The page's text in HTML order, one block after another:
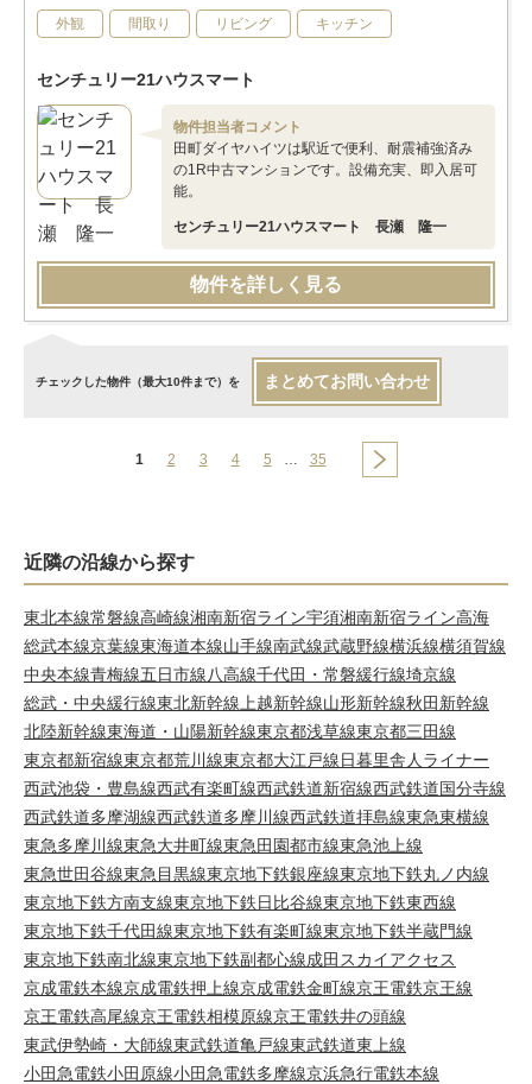
外観 間取り リビング キッチン
センチュリー21ハウスマート
物件担当者コメント
田町ダイヤハイツは駅近で便利、耐震補強済み
の1R中古マンションです。設備充実、即入居可
能。
センチュリー21ハウスマート 長瀬 隆一
物件を詳しく見る
チェックした物件（最大10件まで）を まとめてお問い合わせ
1 2 3 4 5 … 35
近隣の沿線から探す
東北本線常磐線高崎線湘南新宿ライン宇須湘南新宿ライン高海
総武本線京葉線東海道本線山手線南武線武蔵野線横浜線横須賀線
中央本線青梅線五日市線八高線千代田・常磐緩行線埼京線
総武・中央緩行線東北新幹線 上越新幹線山形新幹線秋田新幹線
北陸新幹線東海道・山陽新幹線東京都浅草線東京都三田線
東京都新宿線東京都荒川線東京都大江戸線日暮里舎人ライナー
西武池袋・豊島線西武有楽町線西武鉄道新宿線西武鉄道国分寺線
西武鉄道多摩湖線西武鉄道多摩川線西武鉄道拝島線東急東横線
東急多摩川線東急大井町線東急田園都市線東急池上線
東急世田谷線東急目黒線東京地下鉄銀座線東京地下鉄丸ノ内線
東京地下鉄方南支線東京地下鉄日比谷線東京地下鉄東西線
東京地下鉄千代田線東京地下鉄有楽町線東京地下鉄半蔵門線
東京地下鉄南北線東京地下鉄副都心線成田スカイアクセス
京成電鉄本線京成電鉄押上線京成電鉄金町線京王電鉄京王線
京王電鉄高尾線京王電鉄相模原線京王電鉄井の頭線
東武伊勢崎・大師線東武鉄道亀戸線東武鉄道東上線
小田急電鉄小田原線小田急電鉄多摩線京浜急行電鉄本線